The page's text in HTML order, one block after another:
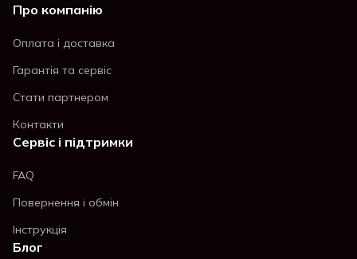
Про компанію
Оплата і доставка
Гарантія та сервіс
Стати партнером
Контакти
Сервіс і підтримки
FAQ
Повернення і обмін
Інструкція
Блог